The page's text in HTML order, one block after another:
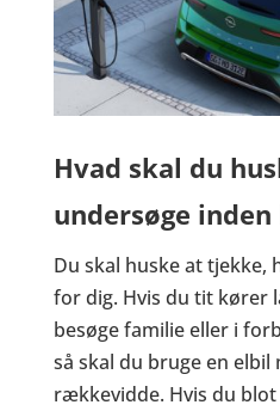
Hvad skal du
undersøge inden
Du skal huske at tjekke,
for dig. Hvis du tit kører
besøge familie eller i
så skal du bruge en elbil
rækkevidde. Hvis du